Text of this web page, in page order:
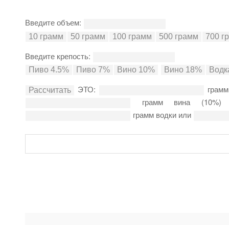
Введите объем:
Введите крепость:
ЭТО:
грамм вина
грамм водки или